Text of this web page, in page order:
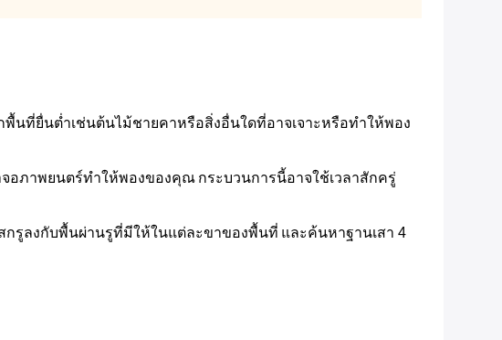
นที่ยื่นต่ำเช่นต้นไม้ชายคาหรือสิ่งอื่นใดที่อาจเจาะหรือทำให้พอง
จอภาพยนตร์ทำให้พองของคุณ กระบวนการนี้อาจใช้เวลาสักครู่
กรูลงกับพื้นผ่านรูที่มีให้ในแต่ละขาของพื้นที่ และค้นหาฐานเสา 4